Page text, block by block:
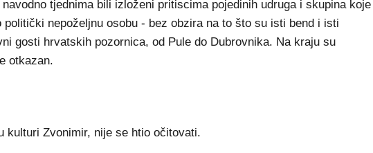
tjednima bili izloženi pritiscima pojedinih udruga i skupina koje
politički nepoželjnu osobu - bez obzira na to što su isti bend i isti
gosti hrvatskih pozornica, od Pule do Dubrovnika. Na kraju su
otkazan.
kulturi Zvonimir, nije se htio očitovati.